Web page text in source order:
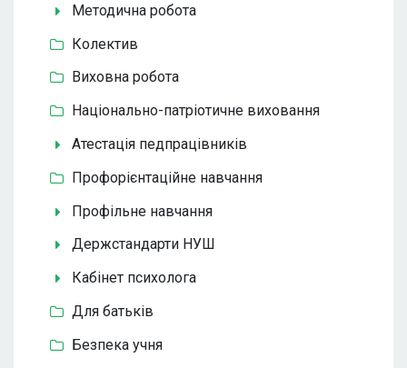
Методична робота
Колектив
Виховна робота
Національно-патріотичне виховання
Атестація педпрацівників
Профорієнтаційне навчання
Профільне навчання
Держстандарти НУШ
Кабінет психолога
Для батьків
Безпека учня